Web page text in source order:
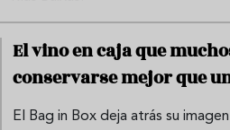
El vino en caja que
conservarse mejor que
El Bag in Box deja atrás su